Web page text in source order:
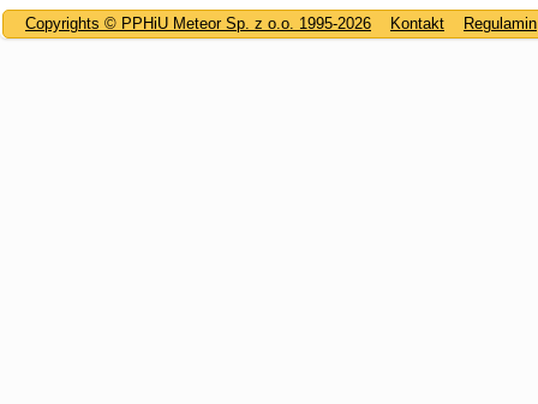
Copyrights © PPHiU Meteor Sp. z o.o. 1995-2026 Kontakt Regulamin